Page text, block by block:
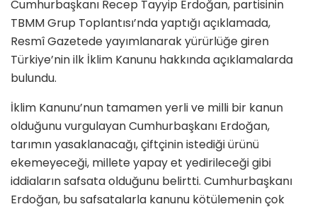
Cumhurbaşkanı Recep Tayyip Erdoğan, partisinin
TBMM Grup Toplantısı’nda yaptığı açıklamada,
Resmî Gazetede yayımlanarak yürürlüğe giren
Türkiye’nin ilk İklim Kanunu hakkında açıklamalarda
bulundu.
İklim Kanunu’nun tamamen yerli ve milli bir kanun
olduğunu vurgulayan Cumhurbaşkanı Erdoğan,
tarımın yasaklanacağı, çiftçinin istediği ürünü
ekemeyeceği, millete yapay et yedirileceği gibi
iddiaların safsata olduğunu belirtti. Cumhurbaşkanı
Erdoğan, bu safsatalarla kanunu kötülemenin çok